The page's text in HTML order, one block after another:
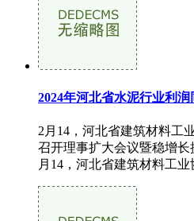
2024年河北省水泥行业利
2月14，河北省建筑材料工
召开理事扩大会议暨稳增
月14，河北省建筑材料工